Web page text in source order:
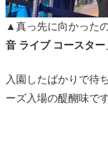
▲真っ先に向かった
音 ライブ コースター
入園したばかりで待
ーズ入場の醍醐味です